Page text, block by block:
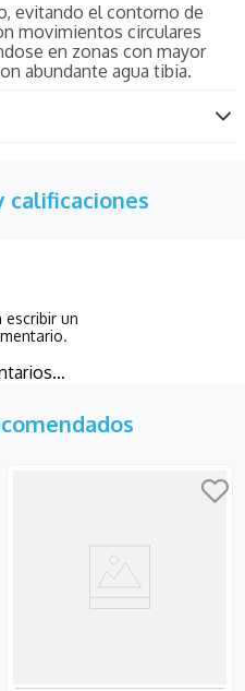
evitando el contorno de
movimientos circulares
en zonas con mayor
abundante agua tibia.
calificaciones